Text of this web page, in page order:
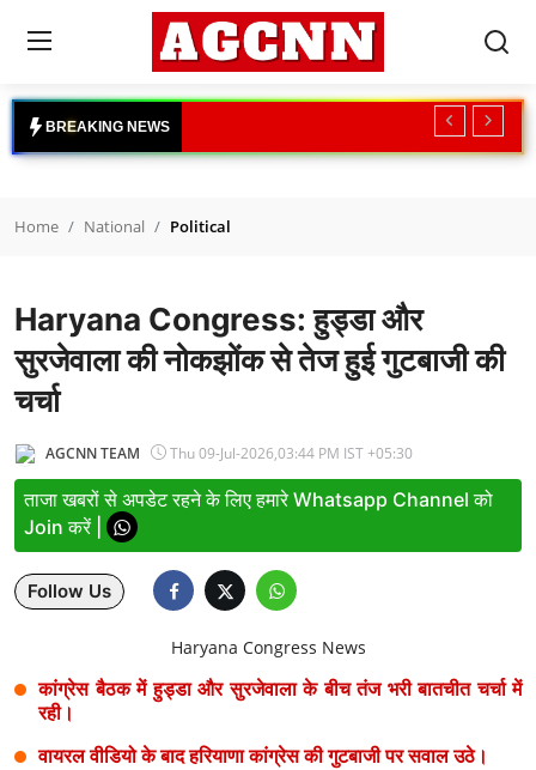
Login
Crime
Sports
Tech & Auto
Social Media Trends
Entertainment
Women
Article
Religion
B REAK NG N EWS
Home National Political
Haryana Congress: हुड्डा और
सुरजेवाला की नोकझोंक से तेज हुई गुटबाजी की
चर्चा
AGCNN TEAM Thu 09-Jul-2026,03:44 PM IST +05:30
ताजा खबरों से अपडेट रहने के लिए हमारे Whatsapp Channel को
Join करें |
Follow Us